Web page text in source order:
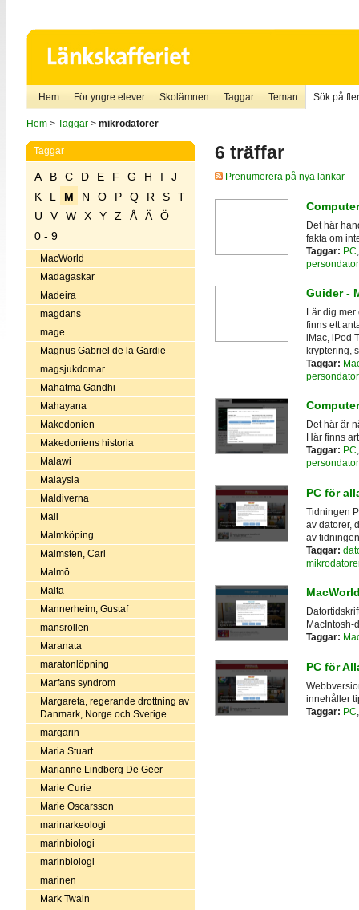
Hem För yngre elever Skolämnen Taggar Teman Sök på
Hem> Taggar> mikrodatorer
Taggar
A B C D E F G H I
J
K
L M N O P Q R S
T
U
V W X Y Z Å Ä
Ö
0 - 9
MacWorld
Madagaskar
Madeira
magdans
mage
Magnus Gabriel de la Gardie
magsjukdomar
Mahatma Gandhi
Mahayana
Makedonien
Makedoniens historia
Malawi
Malaysia
Maldiverna
Mali
Malmköping
Malmsten, Carl
Malmö
Malta
Mannerheim, Gustaf
mansrollen
Maranata
maratonlöpning
Marfans syndrom
Margareta, regerande drottning av
Danmark, Norge och Sverige
margarin
Maria Stuart
Marianne Lindberg De Geer
Marie Curie
Marie Oscarsson
marinarkeologi
marinbiologi
marinbiologi
marinen
Mark Twain
6 träffar
Prenumerera på nya länkar
Det här
fakta om
Taggar: PC
Guider -
Lär dig
finns ett
iMac, iPod
kryptering,
Taggar:
Det här är
Här finns
Taggar: PC
PC för
Tidningen
av datorer,
av
Taggar:
MacIntosh-
Taggar:
PC för
innehåller
Taggar: PC